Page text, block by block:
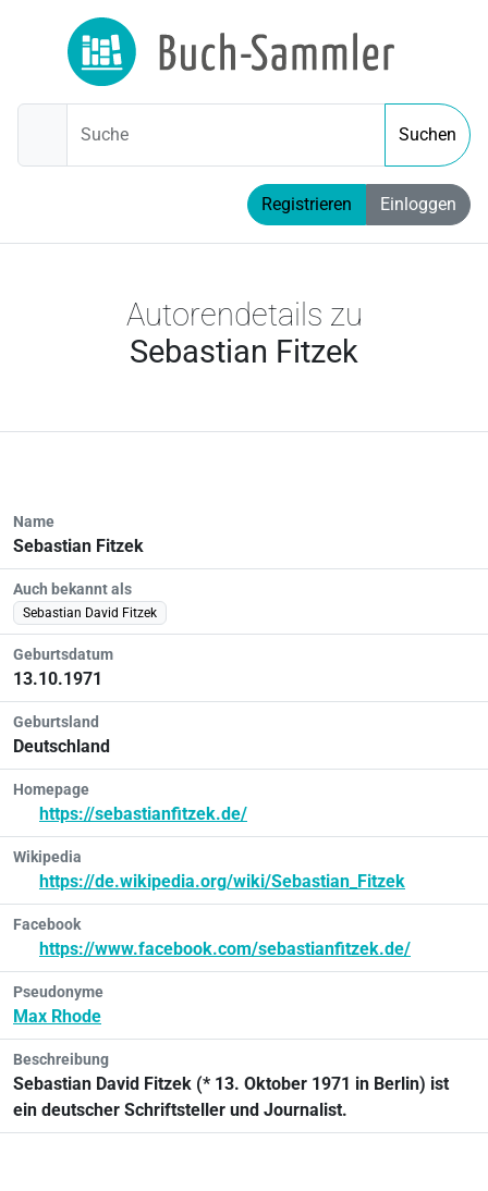
Suche Suchen
Registrieren Einloggen
Autorendetails zu
Sebastian Fitzek
Name
Sebastian Fitzek
Auch bekannt als
Sebastian David Fitzek
Geburtsdatum
13.10.1971
Geburtsland
Deutschland
Homepage
https://sebastianfitzek.de/
Wikipedia
https://de.wikipedia.org/wiki/Sebastian_Fitzek
Facebook
https://www.facebook.com/sebastianfitzek.de/
Pseudonyme
Max Rhode
Beschreibung
Sebastian David Fitzek (* 13. Oktober 1971 in Berlin) ist
ein deutscher Schriftsteller und Journalist.